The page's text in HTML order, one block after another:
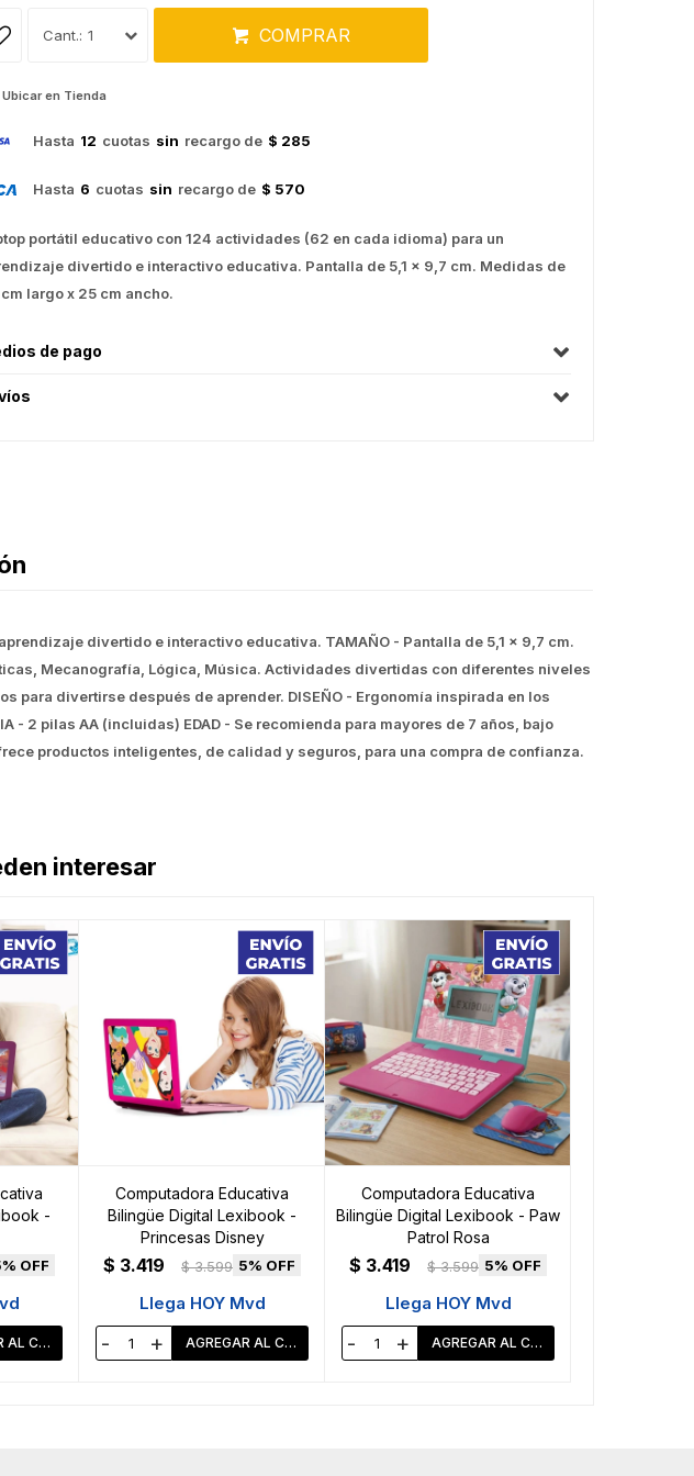
1 COMPRAR
Ubicar en Tienda
Hasta 12 cuotas sin recargo de $ 285
Hasta 6 cuotas sin recargo de $ 570
portátil educativo con 124 actividades (62 en cada idioma) para un
divertido e interactivo educativa. Pantalla de 5,1 x 9,7 cm. Medidas de
largo x 25 cm ancho.
de pago
divertido e interactivo educativa. TAMAÑO - Pantalla de 5,1 x 9,7 cm.
Mecanografía, Lógica, Música. Actividades divertidas con diferentes niveles
para divertirse después de aprender. DISEÑO - Ergonomía inspirada en los
2 pilas AA (incluidas) EDAD - Se recomienda para mayores de 7 años, bajo
productos inteligentes, de calidad y seguros, para una compra de confianza.
interesar
-
Computadora Educativa
Bilingüe Digital Lexibook -
Princesas Disney
$ 3.419 $ 3.599 5
Llega HOY Mvd
- +
Computadora Educativa
Bilingüe Digital Lexibook - Paw
Patrol Rosa
$ 3.419 $ 3.599 5
Llega HOY Mvd
- +